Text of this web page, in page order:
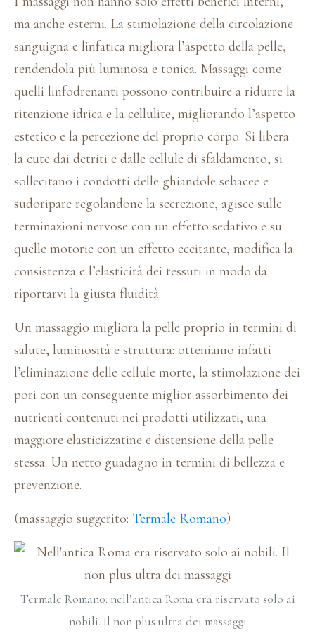
ma anche esterni. La stimolazione della circolazione
sanguigna e linfatica migliora l’aspetto della pelle,
rendendola più luminosa e tonica. Massaggi come
quelli linfodrenanti possono contribuire a ridurre la
ritenzione idrica e la cellulite, migliorando l’aspetto
estetico e la percezione del proprio corpo. Si libera
la cute dai detriti e dalle cellule di sfaldamento, si
sollecitano i condotti delle ghiandole sebacee e
sudoripare regolandone la secrezione, agisce sulle
terminazioni nervose con un effetto sedativo e su
quelle motorie con un effetto eccitante, modifica la
consistenza e l’elasticità dei tessuti in modo da
riportarvi la giusta fluidità.
Un massaggio migliora la pelle proprio in termini di
salute, luminosità e struttura: otteniamo infatti
l’eliminazione delle cellule morte, la stimolazione dei
pori con un conseguente miglior assorbimento dei
nutrienti contenuti nei prodotti utilizzati, una
maggiore elasticizzatine e distensione della pelle
stessa. Un netto guadagno in termini di bellezza e
prevenzione.
(massaggio suggerito: Termale Romano)
Termale Romano: nell’antica Roma era riservato solo ai
nobili. Il non plus ultra dei massaggi